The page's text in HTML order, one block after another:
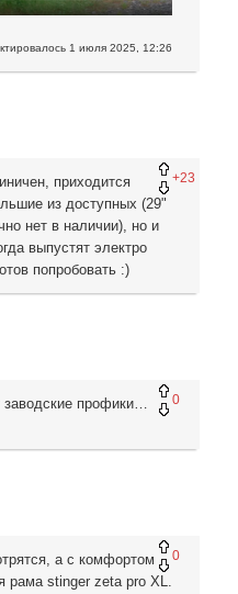
1 июля 2025, 12:26
+23
приходится
из доступных (29"
нет в наличии), но и
выпустят электро
попробовать :)
0
заводские профики…
0
а с комфортом
рама stinger zeta pro XL.